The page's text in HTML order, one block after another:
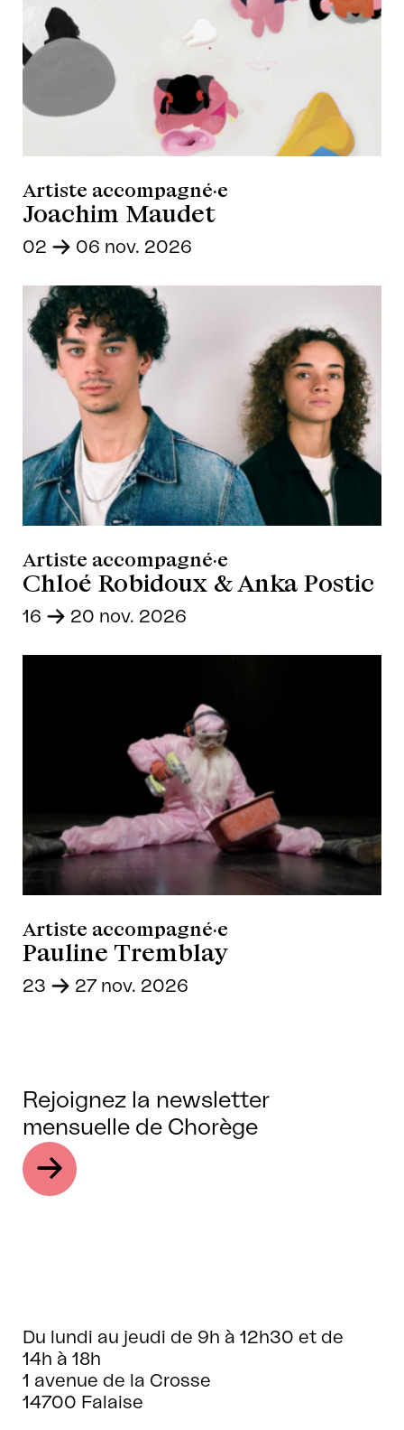
Artiste accompagné·e
Joachim Maudet
02 - 06 nov. 2026
Artiste accompagné·e
Chloé Robidoux & Anka Postic
16 - 20 nov. 2026
Artiste accompagné·e
Pauline Tremblay
23 - 27 nov. 2026
Rejoignez la newsletter
mensuelle de Chorège
Du lundi au jeudi de 9h à 12h30 et de
14h à 18h
1 avenue de la Crosse
14700 Falaise